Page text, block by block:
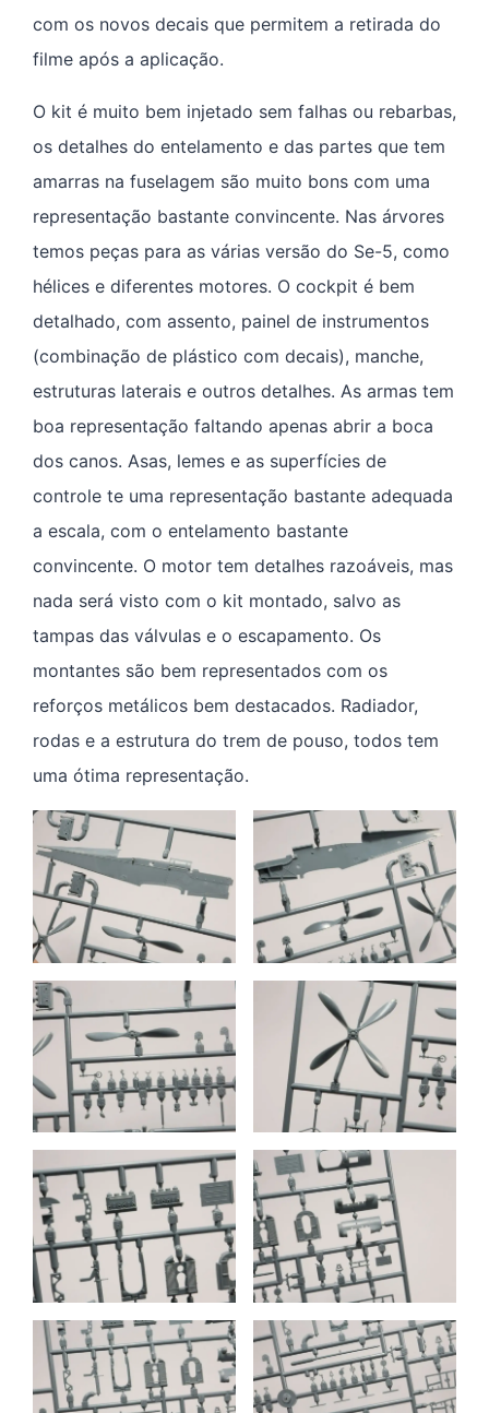
com os novos decais que permitem a retirada do
filme após a aplicação.
O kit é muito bem injetado sem falhas ou rebarbas,
os detalhes do entelamento e das partes que tem
amarras na fuselagem são muito bons com uma
representação bastante convincente. Nas árvores
temos peças para as várias versão do Se-5, como
hélices e diferentes motores. O cockpit é bem
detalhado, com assento, painel de instrumentos
(combinação de plástico com decais), manche,
estruturas laterais e outros detalhes. As armas tem
boa representação faltando apenas abrir a boca
dos canos. Asas, lemes e as superfícies de
controle te uma representação bastante adequada
a escala, com o entelamento bastante
convincente. O motor tem detalhes razoáveis, mas
nada será visto com o kit montado, salvo as
tampas das válvulas e o escapamento. Os
montantes são bem representados com os
reforços metálicos bem destacados. Radiador,
rodas e a estrutura do trem de pouso, todos tem
uma ótima representação.